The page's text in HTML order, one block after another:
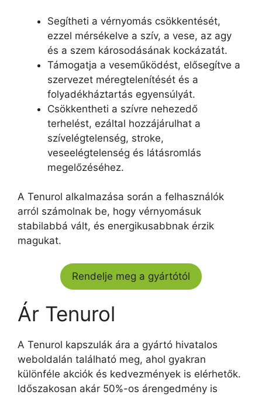
Segítheti a vérnyomás csökkentését,
ezzel mérsékelve a szív, a vese, az agy
és a szem károsodásának kockázatát.
Támogatja a veseműködést, elősegítve a
szervezet méregtelenítését és a
folyadékháztartás egyensúlyát.
Csökkentheti a szívre nehezedő
terhelést, ezáltal hozzájárulhat a
szívelégtelenség, stroke,
veseelégtelenség és látásromlás
megelőzéséhez.
A Tenurol alkalmazása során a felhasználók
arról számolnak be, hogy vérnyomásuk
stabilabbá vált, és energikusabbnak érzik
magukat.
Rendelje meg a gyártótól
Ár Tenurol
A Tenurol kapszulák ára a gyártó hivatalos
weboldalán található meg, ahol gyakran
különféle akciók és kedvezmények is elérhetők.
Időszakosan akár 50%-os árengedmény is